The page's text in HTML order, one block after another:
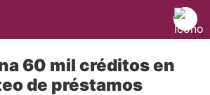
60 mil créditos en
de préstamos